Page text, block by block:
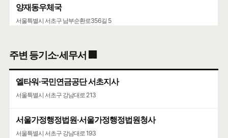
양재동우체국
서울특별시 서초구 남부순환로356길 5
서울특별시 서초구 강남대로 193
주변 등기소·세무서 🏢
엘타워·국민연금공단 서초지사
서울특별시 서초구 강남대로 213
서울가정행정법원·서울가정행정법원청사
서울특별시 서초구 강남대로 193